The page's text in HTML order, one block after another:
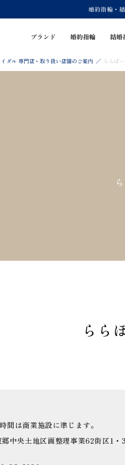
婚約指輪・
ブランド 婚約指輪 結婚
ダル 専門店・取り扱い店舗のご案内 ららぽ
らら
は商業施設に準じます。
中央土地区画整理事業62街区1・3